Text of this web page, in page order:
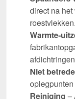
direct na
roestvlekken.
Warmte-
Niet
Reiniging –